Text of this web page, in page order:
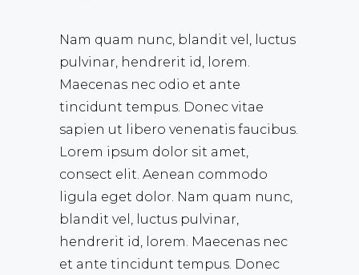
Nam quam nunc, blandit vel, luctus
pulvinar, hendrerit id, lorem.
Maecenas nec odio et ante
tincidunt tempus. Donec vitae
sapien ut libero venenatis faucibus.
Lorem ipsum dolor sit amet,
consect elit. Aenean commodo
ligula eget dolor. Nam quam nunc,
blandit vel, luctus pulvinar,
hendrerit id, lorem. Maecenas nec
et ante tincidunt tempus. Donec